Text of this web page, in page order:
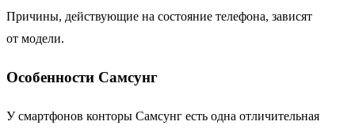
Причины, действующие на состояние телефона, зависят
от модели.
Особенности Самсунг
У смартфонов конторы Самсунг есть одна отличительная